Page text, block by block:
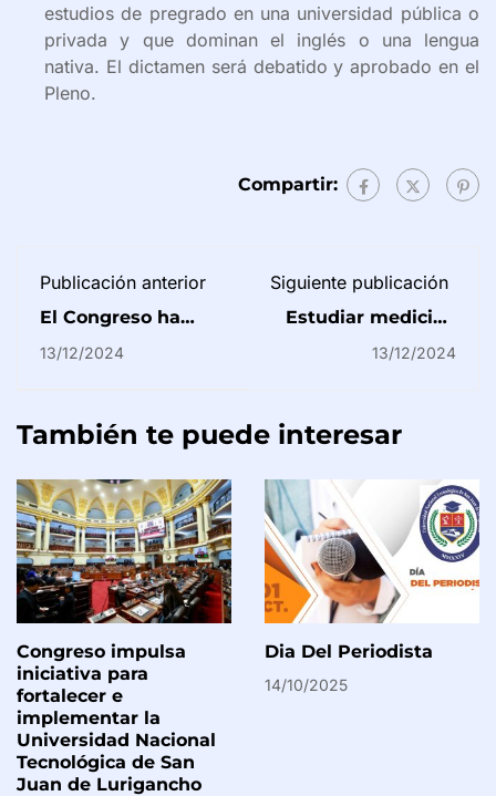
estudios de pregrado en una universidad pública o
privada y que dominan el inglés o una lengua
nativa. El dictamen será debatido y aprobado en el
Pleno.
Compartir:
Publicación anterior
El Congreso ha
universidades
24 más
13/12/2024
Siguiente publicación
Estudiar medicina
de fe y resistencia:
oportunidades?
13/12/2024
También te puede interesar
Congreso impulsa
iniciativa para
fortalecer e
implementar la
Universidad Nacional
Tecnológica de San
Juan de Lurigancho
Dia Del Periodista
14/10/2025